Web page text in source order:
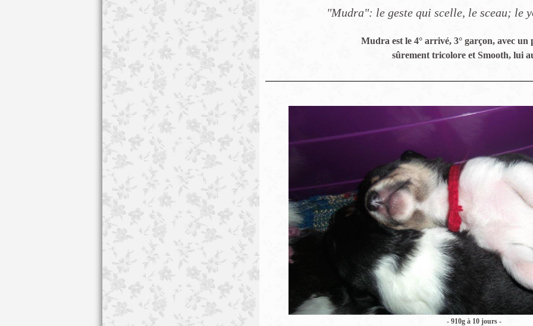
"Mudra": le geste qui scelle, le sceau; le
Mudra est le 4° arrivé, 3° garçon, avec un
sûrement tricolore et Smooth, lui
- 910g à 10 jours -